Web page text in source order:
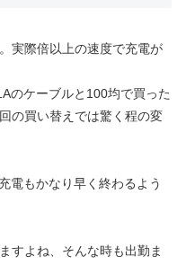
実際倍以上の速度で充電が
のケーブルと100均で買った
の買い替えでは驚く程の変
電もかなり早く終わるよう
すよね、そんな時も出勤ま